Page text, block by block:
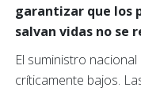
garantizar que los
salvan vidas no se
El suministro
críticamente bajos.